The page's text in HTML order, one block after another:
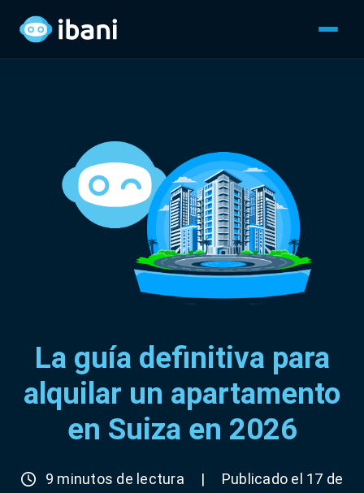
La guía definitiva para
alquilar un apartamento
en Suiza en 2026
9 minutos de lectura |
Publicado el 17 de